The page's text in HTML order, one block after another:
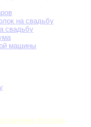
на свадьбу
свадьбу
машины
фотозон